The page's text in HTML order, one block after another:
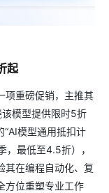
起
项重磅促销，主推其
模型提供限时5折
模型通用抵扣计
，最低至4.5折），
其在编程自动化、复
方位重塑专业工作